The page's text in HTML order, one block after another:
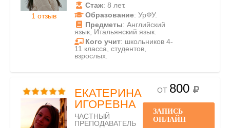
1 отзыв
Стаж: 8 лет.
Образование: УрФУ.
Предметы: Английский
язык, Итальянский язык.
Кого учит: школьников 4-
11 класса, студентов,
взрослых.
ЕКАТЕРИНА
ИГОРЕВНА
ЧАСТНЫЙ
ПРЕПОДАВАТЕЛЬ
ОТ 800
ЗАПИСЬ
ОНЛАЙН